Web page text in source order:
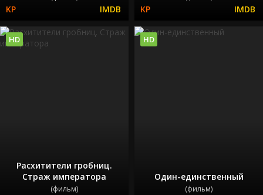
Расхитители гробниц.
Страж императора
(фильм)
HD
Один-единственный
(фильм)
HD